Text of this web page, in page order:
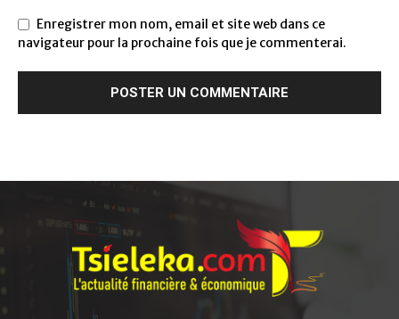
Enregistrer mon nom, email et site web dans ce
navigateur pour la prochaine fois que je commenterai.